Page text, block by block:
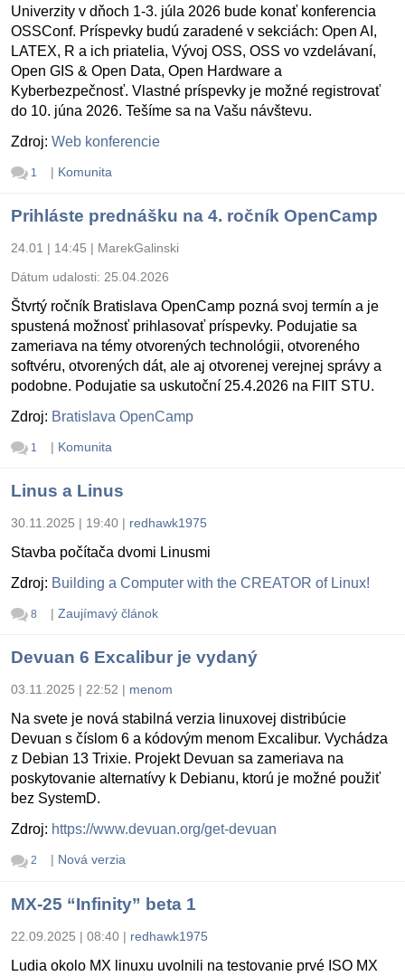
Univerzity v dňoch 1-3. júla 2026 bude konať konferencia
OSSConf. Príspevky budú zaradené v sekciách: Open AI,
LATEX, R a ich priatelia, Vývoj OSS, OSS vo vzdelávaní,
Open GIS & Open Data, Open Hardware a
Kyberbezpečnosť. Vlastné príspevky je možné registrovať
do 10. júna 2026. Tešíme sa na Vašu návštevu.
Zdroj: Web konferencie
1 | Komunita
Prihláste prednášku na 4. ročník OpenCamp
24.01 | 14:45 | MarekGalinski
Dátum udalosti: 25.04.2026
Štvrtý ročník Bratislava OpenCamp pozná svoj termín a je
spustená možnosť prihlasovať príspevky. Podujatie sa
zameriava na témy otvorených technológii, otvoreného
softvéru, otvorených dát, ale aj otvorenej verejnej správy a
podobne. Podujatie sa uskutoční 25.4.2026 na FIIT STU.
Zdroj: Bratislava OpenCamp
1 | Komunita
Linus a Linus
30.11.2025 | 19:40 | redhawk1975
Stavba počítača dvomi Linusmi
Zdroj: Building a Computer with the CREATOR of Linux!
8 | Zaujímavý článok
Devuan 6 Excalibur je vydaný
03.11.2025 | 22:52 | menom
Na svete je nová stabilná verzia linuxovej distribúcie
Devuan s číslom 6 a kódovým menom Excalibur. Vychádza
z Debian 13 Trixie. Projekt Devuan sa zameriava na
poskytovanie alternatívy k Debianu, ktorú je možné použiť
bez SystemD.
Zdroj: https://www.devuan.org/get-devuan
2 | Nová verzia
MX-25 “Infinity” beta 1
22.09.2025 | 08:40 | redhawk1975
Ludia okolo MX linuxu uvolnili na testovanie prvé ISO MX